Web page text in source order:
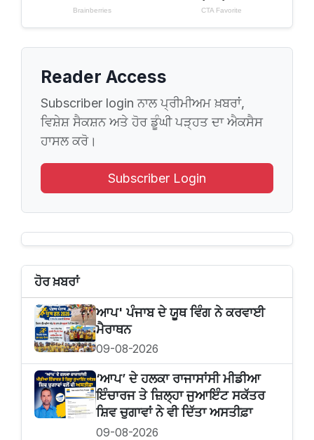
Reader Access
Subscriber login ਨਾਲ ਪ੍ਰੀਮੀਅਮ ਖ਼ਬਰਾਂ,
ਵਿਸ਼ੇਸ਼ ਸੈਕਸ਼ਨ ਅਤੇ ਹੋਰ ਡੂੰਘੀ ਪੜ੍ਹਤ ਦਾ ਐਕਸੈਸ
ਹਾਸਲ ਕਰੋ।
Subscriber Login
ਹੋਰ ਖ਼ਬਰਾਂ
ਆਪ' ਪੰਜਾਬ ਦੇ ਯੂਥ ਵਿੰਗ ਨੇ ਕਰਵਾਈ
ਮੈਰਾਥਨ
09-08-2026
‘ਆਪ’ ਦੇ ਹਲਕਾ ਰਾਜਾਸਾਂਸੀ ਮੀਡੀਆ
ਇੰਚਾਰਜ ਤੇ ਜ਼ਿਲ੍ਹਾ ਜੁਆਇੰਟ ਸਕੱਤਰ
ਸ਼ਿਵ ਚੁਗਾਵਾਂ ਨੇ ਵੀ ਦਿੱਤਾ ਅਸਤੀਫ਼ਾ
09-08-2026